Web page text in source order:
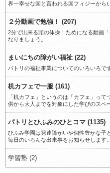
界一幸せな国と言われる国フィジーから
２分動画で勉強！ (207)
2分で出来る頭の体操！ためになる動画
なりましょう。
まいにちの障がい福祉 (22)
パトリの福祉事業についてのいろいろで
机カフェで一服 (161)
「机カフェ」というのは「カフェ」っ
供から大人までを対象にした学びのスペ
パトリとひふみのひとコマ (1135)
ひふみ学園は発達障がいや個性豊かな子
毎日のいろんな出来事をお知らせします。
学習塾 (2)